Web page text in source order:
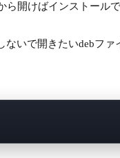
ら開けばインストール
いで開きたいdebフ